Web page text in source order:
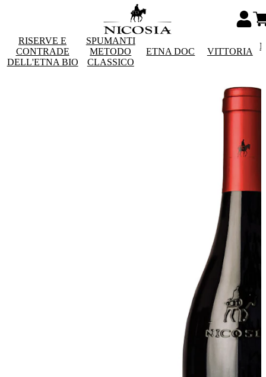
RISERVE E
CONTRADE
DELL'ETNA BIO
SPUMANTI
METODO
CLASSICO
ETNA DOC VITTORIA